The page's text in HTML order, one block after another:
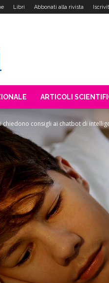
Libri Abbonati alla rivista
ARTICOLI
chiedono consigli ai chatbot di